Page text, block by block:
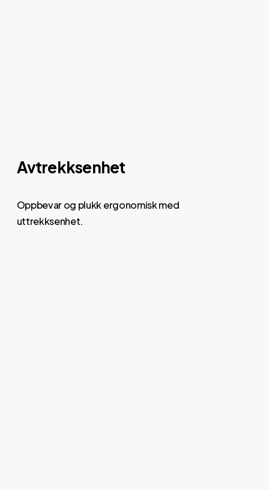
Avtrekksenhet
Oppbevar og plukk ergonomisk med
uttrekksenhet.